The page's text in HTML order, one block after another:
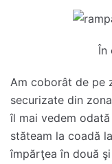
În
Am coborât de pe
securizate din
îl mai vedem
stăteam la coadă
împărţea în două